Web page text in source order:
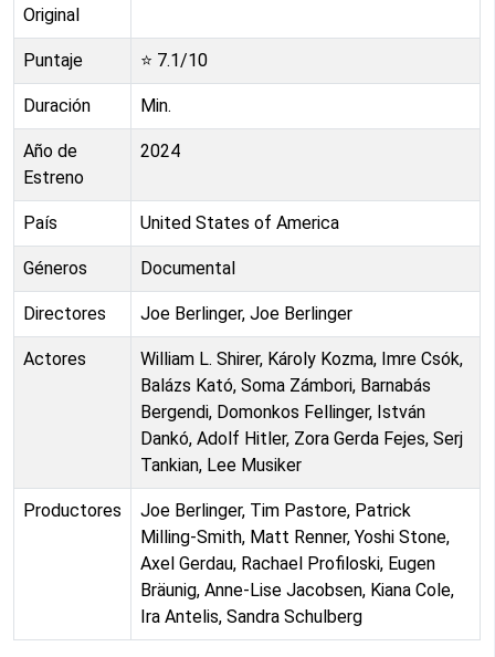
Original
Puntaje ⭐ 7.1/10
Duración Min.
Año de
Estreno
2024
País United States of America
Géneros Documental
Directores Joe Berlinger, Joe Berlinger
Actores
William L. Shirer, Károly Kozma, Imre Csók,
Balázs Kató, Soma Zámbori, Barnabás
Bergendi, Domonkos Fellinger, István
Dankó, Adolf Hitler, Zora Gerda Fejes, Serj
Tankian, Lee Musiker
Productores
Joe Berlinger, Tim Pastore, Patrick
Milling-Smith, Matt Renner, Yoshi Stone,
Axel Gerdau, Rachael Profiloski, Eugen
Bräunig, Anne-Lise Jacobsen, Kiana Cole,
Ira Antelis, Sandra Schulberg